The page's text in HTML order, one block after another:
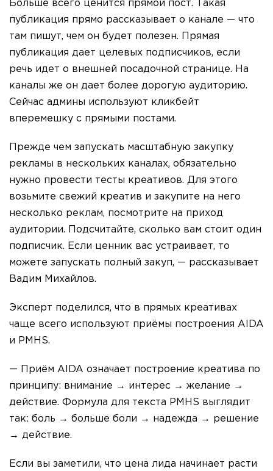
Больше всего ценится прямой пост. Такая
публикация прямо рассказывает о канале — что
там пишут, чем он будет полезен. Прямая
публикация дает целевых подписчиков, если
речь идет о внешней посадочной странице. На
каналы же он дает более дорогую аудиторию.
Сейчас админы используют кликбейт
вперемешку с прямыми постами.
Прежде чем запускать масштабную закупку
рекламы в нескольких каналах, обязательно
нужно провести тесты креативов. Для этого
возьмите свежий креатив и закупите на него
несколько реклам, посмотрите на приход
аудитории. Подсчитайте, сколько вам стоит один
подписчик. Если ценник вас устраивает, то
можете запускать полный закуп, — рассказывает
Вадим Михайлов.
Эксперт поделился, что в прямых креативах
чаще всего используют приёмы построения AIDA
и PMHS.
— Приём AIDA означает построение креатива по
принципу: внимание → интерес → желание →
действие. Формула для текста PMHS выглядит
так: боль → больше боли → надежда → решение
→ действие.
Если вы заметили, что цена лида начинает расти